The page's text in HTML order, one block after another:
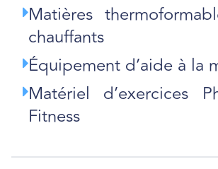
Matières
chauffants
Équipement d’aide à la
Matériel d’exercices
Fitness